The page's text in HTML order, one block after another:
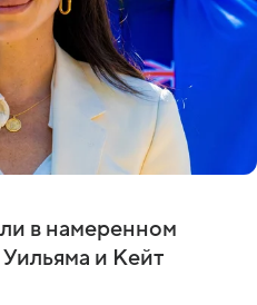
в намеренном
и Кейт